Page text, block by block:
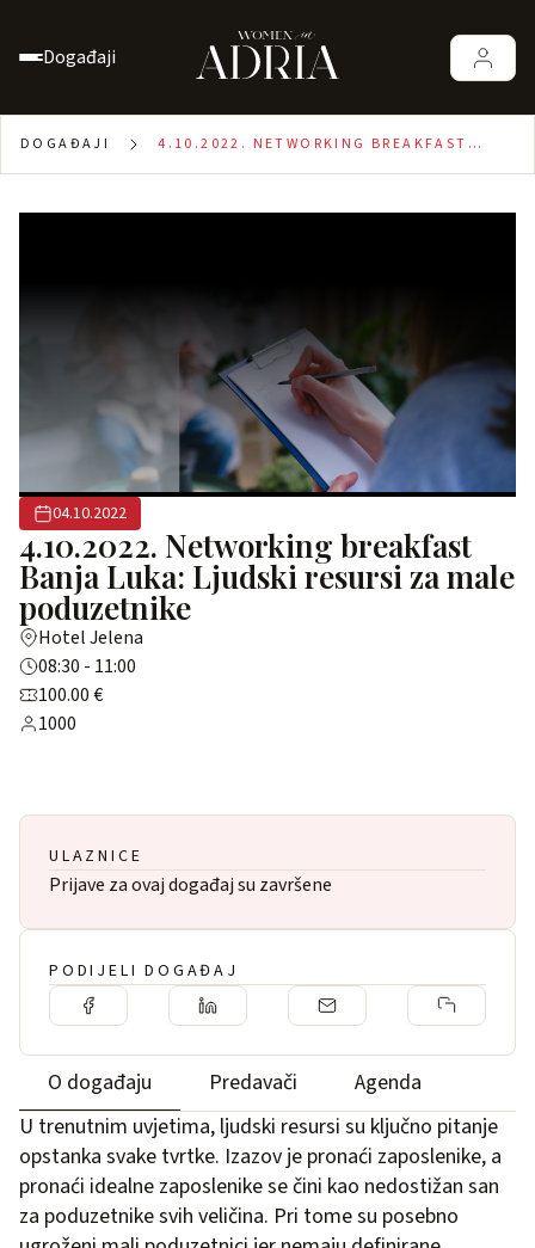
Događaji
DOGAĐAJI
4.10.2022. NETWORKING BREAKFAST
04.10.2022
4.10.2022. Networking breakfast
Banja Luka: Ljudski resursi za male
poduzetnike
Hotel Jelena
08:30 - 11:00
100.00 €
1000
ULAZNICE
Prijave za ovaj događaj su završene
PODIJELI DOGAĐAJ
O događaju Predavači
Agenda
U trenutnim uvjetima, ljudski resursi su ključno pitanje
opstanka svake tvrtke. Izazov je pronaći zaposlenike, a
pronaći idealne zaposlenike se čini kao nedostižan san
za poduzetnike svih veličina. Pri tome su posebno